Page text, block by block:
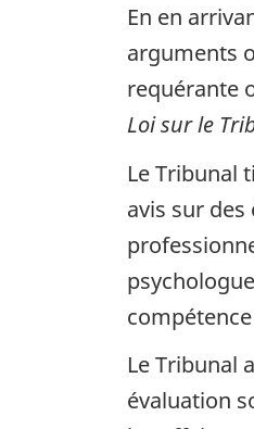
En en
arguments
requérante
Loi sur le
Le Tribunal
avis sur
Le Tribunal
évaluation